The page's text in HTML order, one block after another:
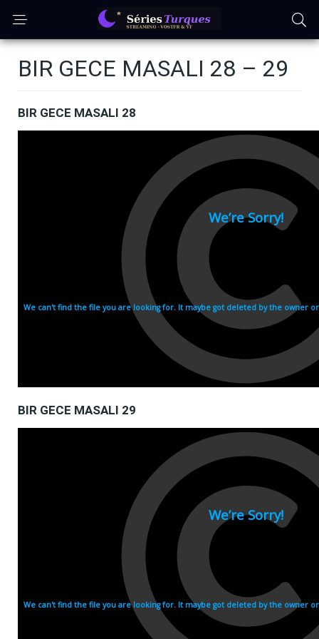
BIR GECE MASALI 28 – 29
BIR GECE MASALI 28
BIR GECE MASALI 29